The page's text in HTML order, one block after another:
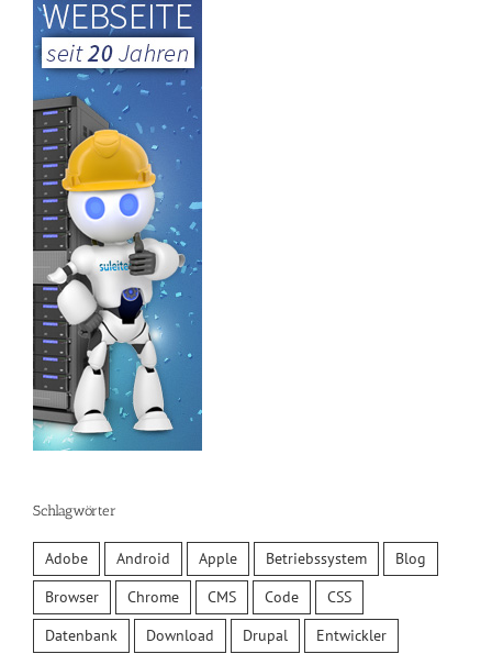
Schlagwörter
Adobe Android Apple Betriebssystem
Blog
Browser
Chrome CMS Code
CSS
Datenbank
Download Drupal
Entwickler